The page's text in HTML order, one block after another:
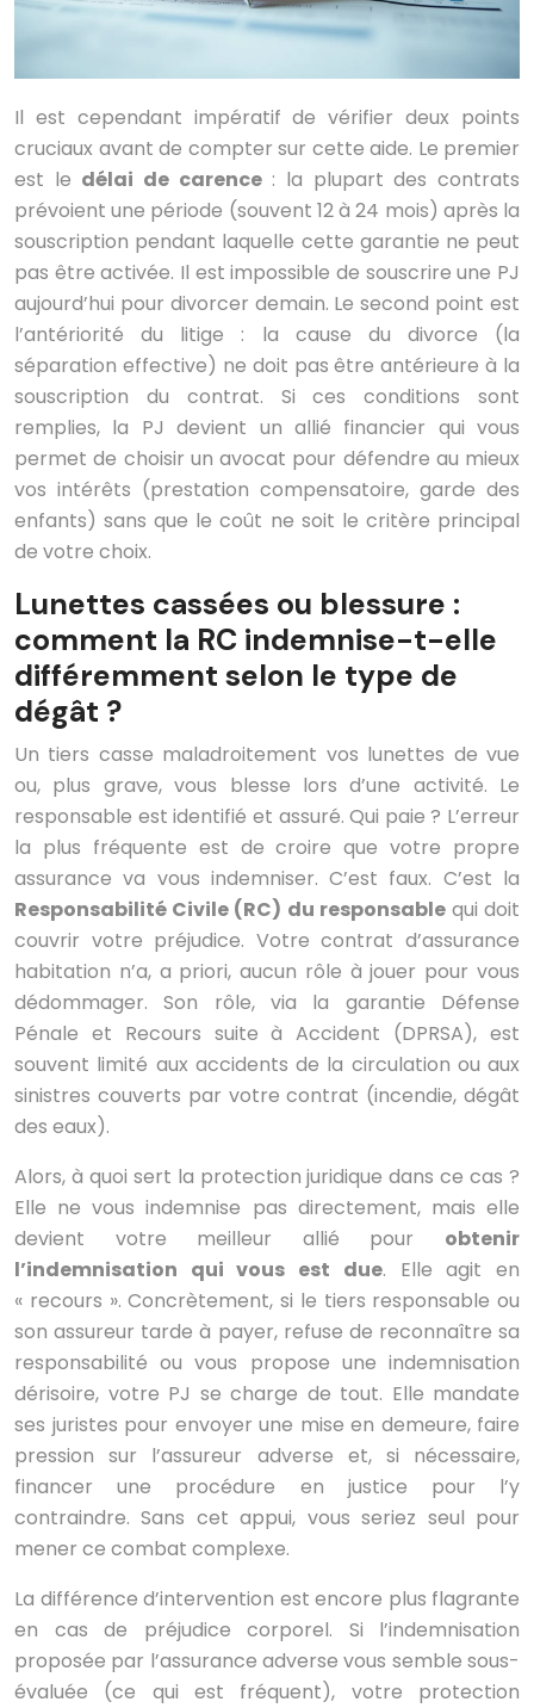
Il est cependant impératif de vérifier deux points
cruciaux avant de compter sur cette aide. Le premier
est le délai de carence: la plupart des contrats
prévoient une période (souvent 12 à 24 mois) après la
souscription pendant laquelle cette garantie ne peut
pas être activée. Il est impossible de souscrire une PJ
aujourd’hui pour divorcer demain. Le second point est
l’antériorité du litige : la cause du divorce (la
séparation effective) ne doit pas être antérieure à la
souscription du contrat. Si ces conditions sont
remplies, la PJ devient un allié financier qui vous
permet de choisir un avocat pour défendre au mieux
vos intérêts (prestation compensatoire, garde des
enfants) sans que le coût ne soit le critère principal
de votre choix.
Lunettes cassées ou blessure :
comment la RC indemnise-t-elle
différemment selon le type de
dégât ?
Un tiers casse maladroitement vos lunettes de vue
ou, plus grave, vous blesse lors d’une activité. Le
responsable est identifié et assuré. Qui paie ? L’erreur
la plus fréquente est de croire que votre propre
assurance va vous indemniser. C’est faux. C’est la
Responsabilité Civile (RC) du responsablequi doit
couvrir votre préjudice. Votre contrat d’assurance
habitation n’a, a priori, aucun rôle à jouer pour vous
dédommager. Son rôle, via la garantie Défense
Pénale et Recours suite à Accident (DPRSA), est
souvent limité aux accidents de la circulation ou aux
sinistres couverts par votre contrat (incendie, dégât
des eaux).
Alors, à quoi sert la protection juridique dans ce cas ?
Elle ne vous indemnise pas directement, mais elle
devient votre meilleur allié pour obtenir
l’indemnisation qui vous est due. Elle agit en
« recours ». Concrètement, si le tiers responsable ou
son assureur tarde à payer, refuse de reconnaître sa
responsabilité ou vous propose une indemnisation
dérisoire, votre PJ se charge de tout. Elle mandate
ses juristes pour envoyer une mise en demeure, faire
pression sur l’assureur adverse et, si nécessaire,
financer une procédure en justice pour l’y
contraindre. Sans cet appui, vous seriez seul pour
mener ce combat complexe.
La différence d’intervention est encore plus flagrante
en cas de préjudice corporel. Si l’indemnisation
proposée par l’assurance adverse vous semble sous-
évaluée (ce qui est fréquent), votre protection